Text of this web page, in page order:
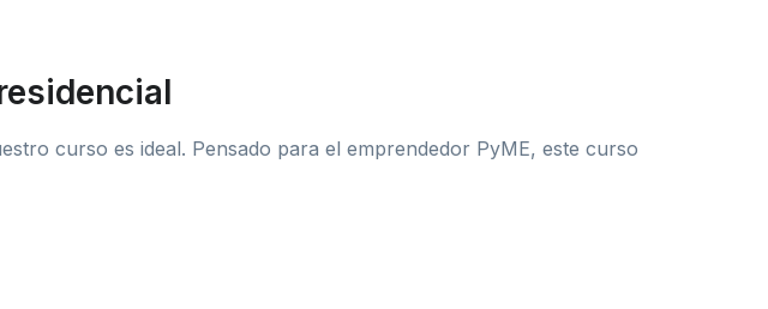
curso es ideal. Pensado para el emprendedor PyME, este curso